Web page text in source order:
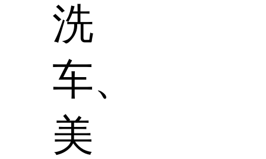
洗
车、
美